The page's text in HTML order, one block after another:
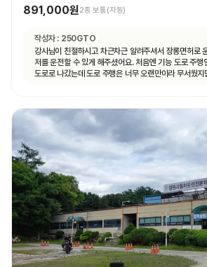
891,000원2종 보통(자동)
작성자 : 250GTO
강사님이 친절하시고 차근차근 알려주셔서 장롱면허로
저를 운전할 수 있게 해주셨어요. 처음엔 기능 도로 주행
도로로 나갔는데 도로 주행은 너무 오랜만이라 무서웠지